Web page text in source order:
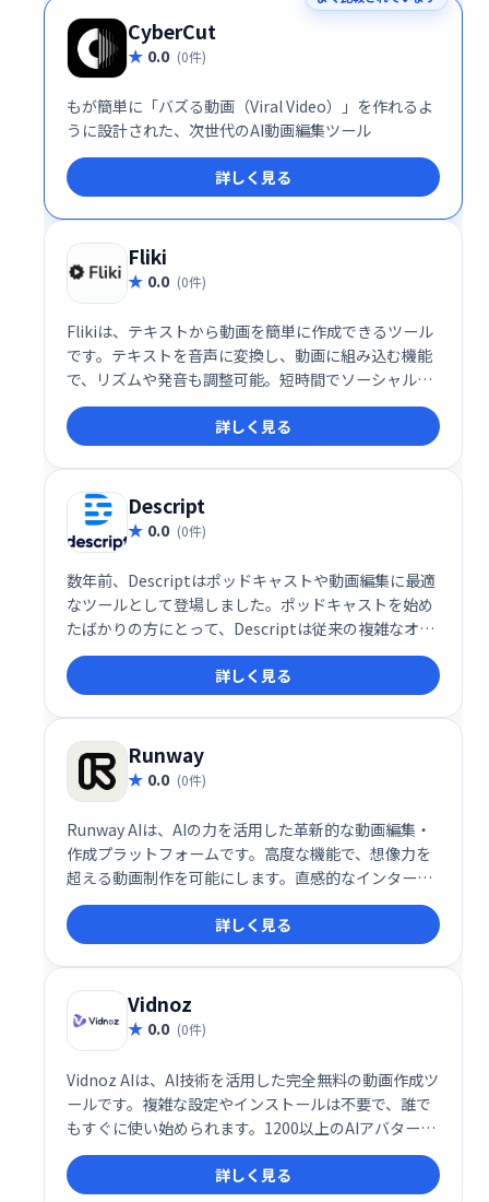
CyberCut
0.0 (0件)
もが簡単に「バズる動画（Viral Video）」を作れるよ
うに設計された、次世代のAI動画編集ツール
詳しく見る
Fliki
0.0 (0件)
Flikiは、テキストから動画を簡単に作成できるツール
です。テキストを音声に変換し、動画に組み込む機能
で、リズムや発音も調整可能。短時間でソーシャルメ
ディア投稿向けの動画制作が可能です。有料プランで
は、テキスト入力だけで動画を自動生成する機能も利
用できます。手軽に高品質な動画を作成したい方にお
すすめです。
詳しく見る
Descript
0.0 (0件)
数年前、Descriptはポッドキャストや動画編集に最適
なツールとして登場しました。ポッドキャストを始め
たばかりの方にとって、Descriptは従来の複雑なオー
ディオ編集ツールとはまったく異なる、新しいタイプ
のオーディオエディタです。今年初め、私はポッドキ
ャストチャンネルを開設し、編集にはすべてDescript
を使いました。
詳しく見る
Runway
0.0 (0件)
Runway AIは、AIの力を活用した革新的な動画編集・
作成プラットフォームです。高度な機能で、想像力を
超える動画制作を可能にします。直感的なインターフ
ェースで、プロフェッショナルから初心者まで、創造
性を自由に表現できます。動画編集や制作の効率化、
新たな表現方法の開拓に最適です。
詳しく見る
Vidnoz
0.0 (0件)
Vidnoz AIは、AI技術を活用した完全無料の動画作成ツ
ールです。複雑な設定やインストールは不要で、誰で
もすぐに使い始められます。1200以上のAIアバター、
1240以上のリアルなAI音声、2800以上のテンプレー
トを活用して、わずか1分でプロ品質の動画を作成可
詳しく見る